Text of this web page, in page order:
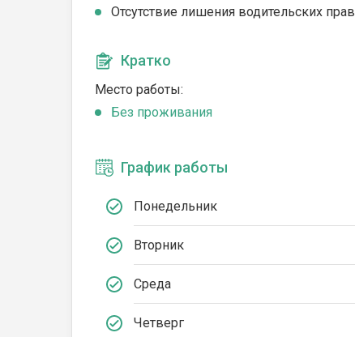
Отсутствие лишения водительских прав
Кратко
Место работы:
Без проживания
График работы
Понедельник
Вторник
Среда
Четверг